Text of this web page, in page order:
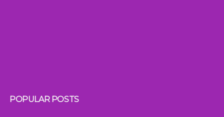
POPULAR POSTS